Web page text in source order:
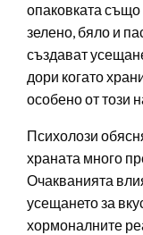
опаковката
зелено, бяло и
създават
дори когато
особено от този
Психолози
храната много
Очакванията
усещането за
хормоналните